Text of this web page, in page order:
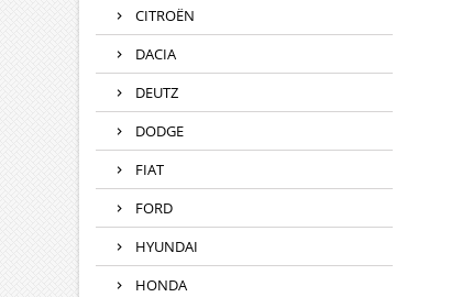
CITROËN
DACIA
DEUTZ
DODGE
FIAT
FORD
HYUNDAI
HONDA